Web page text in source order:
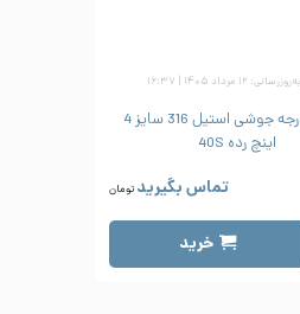
۱۲ مرداد ۱۴۰۵ | ۱۶:۳۷
زانو 90 درجه جوشی استیل 316 سایز 4
اینچ رده 40S
تماس بگیرید تومان
خرید